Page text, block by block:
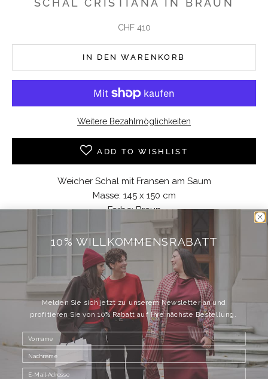
SCHAL CRISTIANA IN BRAUN
Angebot
CHF 410
IN DEN WARENKORB
Weitere Bezahlmöglichkeiten
ADD TO WISHLIST
Weicher Schal mit Fransen am Saum
Masse: 145 x 150 cm
Farbe: Braun
Material: 42% Kaschmir, 33% Seide. 25% Wolle
Pflegehinweis: Trockenreinigung
Dieses Produkt ist im Vestibule Seefeld erhältlich.
DAZU PASSEND
10% WILLKOMMENSRABATT
Melden Sie sich jetzt zu unserem Newsletter an und
profitieren Sie von 10% Rabatt auf Ihre nächste Bestellung.